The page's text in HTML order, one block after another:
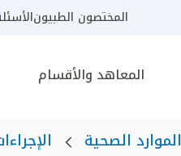
المختصون الطبيون
المعاهد والأقسام
الموارد الصحية